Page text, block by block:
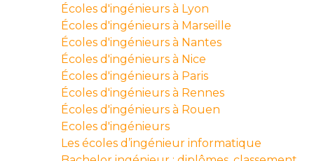
Écoles d'ingénieurs à Lyon
Écoles d'ingénieurs à Marseille
Écoles d'ingénieurs à Nantes
Écoles d'ingénieurs à Nice
Écoles d'ingénieurs à Paris
Écoles d'ingénieurs à Rennes
Écoles d'ingénieurs à Rouen
Ecoles d'ingénieurs
Les écoles d’ingénieur informatique